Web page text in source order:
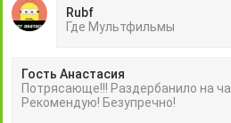
Rubf
Гдe Mультфильмы
Гость Анастасия
Потрясающе!!! Раздербанило на
Рекомендую! Безупречно!